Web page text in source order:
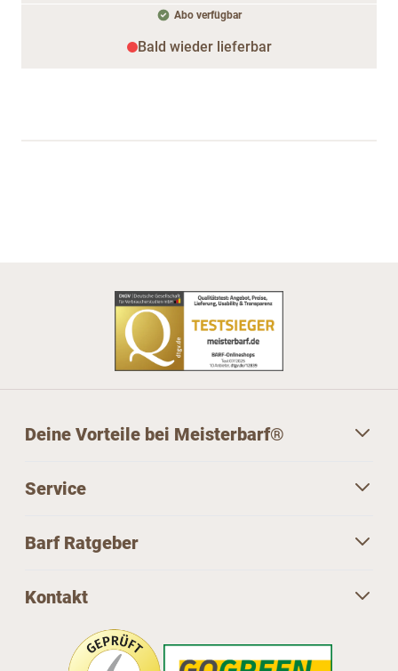
Abo verfügbar
Bald wieder lieferbar
Deine Vorteile bei Meisterbarf®
Service
Barf Ratgeber
Kontakt